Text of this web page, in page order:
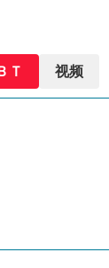
Ｔ 视频